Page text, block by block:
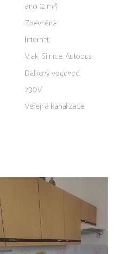
ano (2 m²)
Zpevněná
Internet
Vlak, Silnice, Autobus
Dálkový vodovod
230V
Veřejná kanalizace